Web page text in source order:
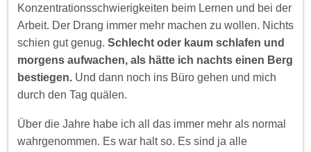
Konzentrationsschwierigkeiten beim Lernen und bei der
Arbeit. Der Drang immer mehr machen zu wollen. Nichts
schien gut genug. Schlecht oder kaum schlafen und
morgens aufwachen, als hätte ich nachts einen Berg
bestiegen. Und dann noch ins Büro gehen und mich
durch den Tag quälen.
Über die Jahre habe ich all das immer mehr als normal
wahrgenommen. Es war halt so. Es sind ja alle